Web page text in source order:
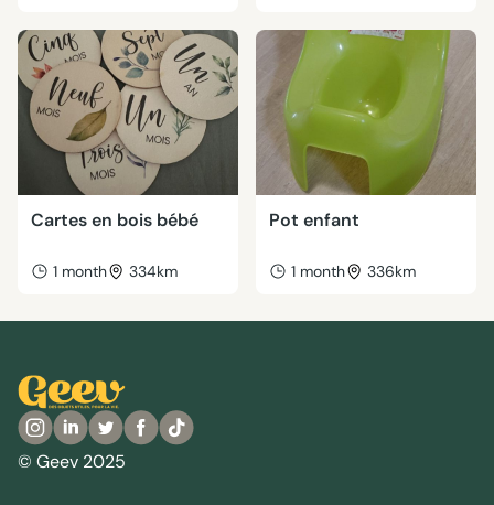
Cartes en bois bébé
1 month 334km
Pot enfant
1 month 336km
© Geev 2025